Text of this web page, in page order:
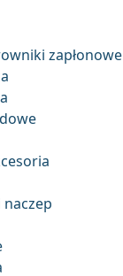
zapłonowe
naczep